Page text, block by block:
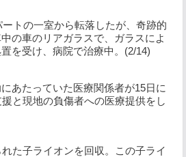
トの一室から転落したが、奇跡的
の車のリアガラスで、ガラスによ
を受け、病院で治療中。(2/14)
あたっていた医療関係者が15日に
と現地の負傷者への医療提供をし
た子ライオンを回収。この子ライ